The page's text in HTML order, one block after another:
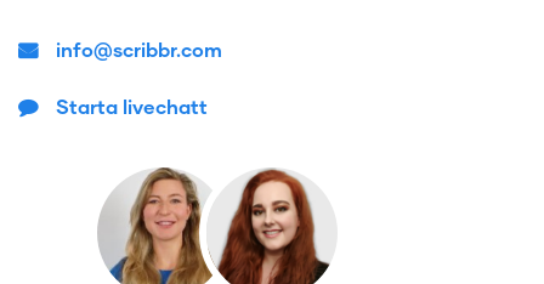
info@scribbr.com
Starta livechatt